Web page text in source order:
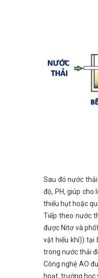
Sau đó nước
độ, PH, giúp
thiếu hụt hoặc
Tiếp theo nước
được Nitơ và
vật hiếu khí)) tại
trong nước thải
Công nghệ AO
hoạt, trường học